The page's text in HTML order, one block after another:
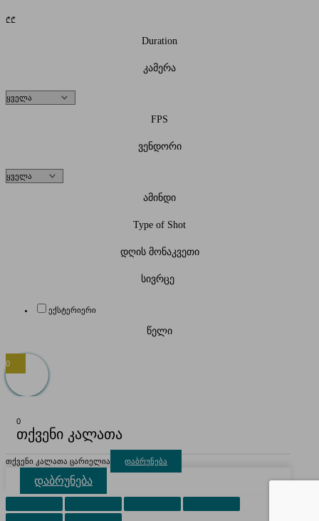
₾₾
Duration
კამერა
FPS
ვენდორი
ამინდი
Type of Shot
დღის მონაკვეთი
სივრცე
ექსტერიერი
წელი
0
0
თქვენი კალათა
თქვენი კალათა ცარიელია დაბრუნება
დაბრუნება